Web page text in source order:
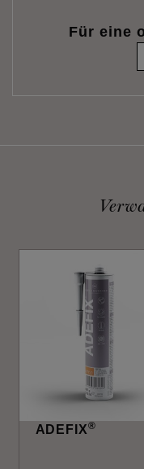
Für eine
ADEFIX®